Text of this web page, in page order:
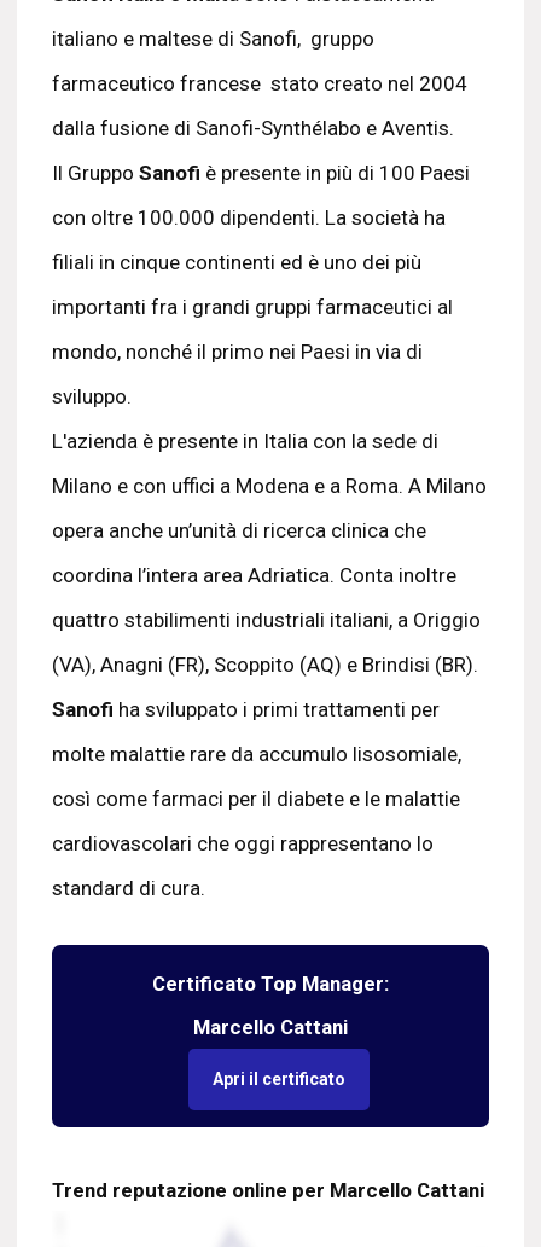
italiano e maltese di Sanofi, gruppo
farmaceutico francese stato creato nel 2004
dalla fusione di Sanofi-Synthélabo e Aventis.
Il Gruppo Sanofi è presente in più di 100 Paesi
con oltre 100.000 dipendenti. La società ha
filiali in cinque continenti ed è uno dei più
importanti fra i grandi gruppi farmaceutici al
mondo, nonché il primo nei Paesi in via di
sviluppo.
L'azienda è presente in Italia con la sede di
Milano e con uffici a Modena e a Roma. A Milano
opera anche un’unità di ricerca clinica che
coordina l’intera area Adriatica. Conta inoltre
quattro stabilimenti industriali italiani, a Origgio
(VA), Anagni (FR), Scoppito (AQ) e Brindisi (BR).
Sanofi ha sviluppato i primi trattamenti per
molte malattie rare da accumulo lisosomiale,
così come farmaci per il diabete e le malattie
cardiovascolari che oggi rappresentano lo
standard di cura.
Certificato Top Manager:
Marcello Cattani
Apri il certificato
Trend reputazione online per Marcello Cattani